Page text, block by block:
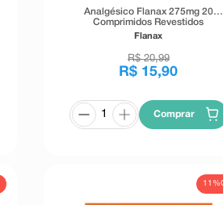
Analgésico Flanax 275mg 20
Comprimidos Revestidos
Flanax
R$ 20,99
R$ 15,90
Comprar
11%